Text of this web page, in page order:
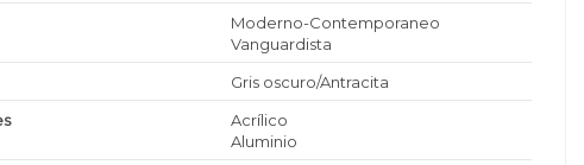
Moderno-Contemporaneo
Vanguardista
Gris oscuro/Antracita
Acrílico
Aluminio